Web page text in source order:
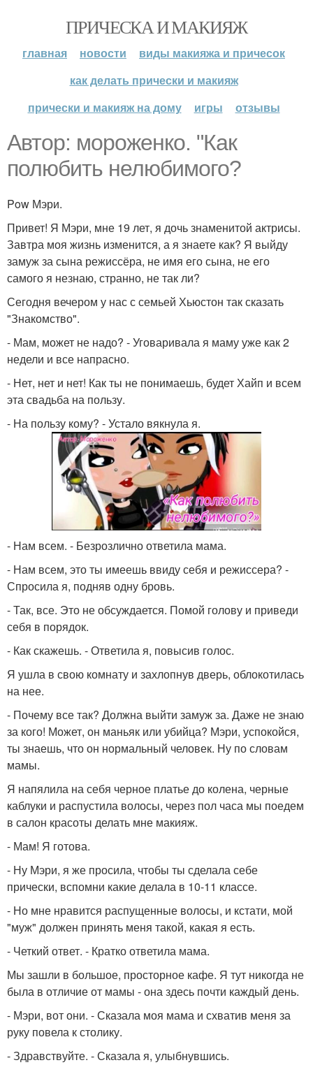
ПРИЧЕСКА И МАКИЯЖ
главная новости
виды макияжа и причесок
как делать прически и макияж
прически и макияж на дому
игры отзывы
Автор: мороженко. "Как
полюбить нелюбимого?
Pow Мэри.
Привет! Я Мэри, мне 19 лет, я дочь знаменитой актрисы.
Завтра моя жизнь изменится, а я знаете как? Я выйду
замуж за сына режиссёра, не имя его сына, не его
самого я незнаю, странно, не так ли?
Сегодня вечером у нас с семьей Хьюстон так сказать
"Знакомство".
- Мам, может не надо? - Уговаривала я маму уже как 2
недели и все напрасно.
- Нет, нет и нет! Как ты не понимаешь, будет Хайп и всем
эта свадьба на пользу.
- На пользу кому? - Устало вякнула я.
- Нам всем. - Безрозлично ответила мама.
- Нам всем, это ты имеешь ввиду себя и режиссера? -
Спросила я, подняв одну бровь.
- Так, все. Это не обсуждается. Помой голову и приведи
себя в порядок.
- Как скажешь. - Ответила я, повысив голос.
Я ушла в свою комнату и захлопнув дверь, облокотилась
на нее.
- Почему все так? Должна выйти замуж за. Даже не знаю
за кого! Может, он маньяк или убийца? Мэри, успокойся,
ты знаешь, что он нормальный человек. Ну по словам
мамы.
Я напялила на себя черное платье до колена, черные
каблуки и распустила волосы, через пол часа мы поедем
в салон красоты делать мне макияж.
- Мам! Я готова.
- Ну Мэри, я же просила, чтобы ты сделала себе
прически, вспомни какие делала в 10-11 классе.
- Но мне нравится распущенные волосы, и кстати, мой
"муж" должен принять меня такой, какая я есть.
- Четкий ответ. - Кратко ответила мама.
Мы зашли в большое, просторное кафе. Я тут никогда не
была в отличие от мамы - она здесь почти каждый день.
- Мэри, вот они. - Сказала моя мама и схватив меня за
руку повела к столику.
- Здравствуйте. - Сказала я, улыбнувшись.